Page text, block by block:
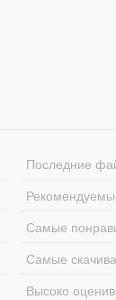
Последние
Самые
Самые
Высоко